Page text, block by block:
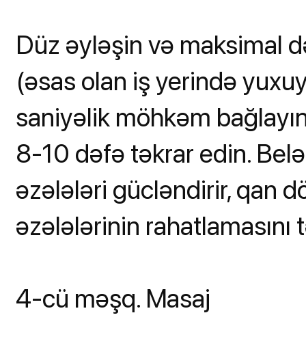
Düz əyləşin və maksimal
(əsas olan iş yerində
saniyəlik möhkəm
8-10 dəfə təkrar edin.
əzələləri gücləndirir, qan
əzələlərinin rahatlamasını
4-cü məşq. Masaj